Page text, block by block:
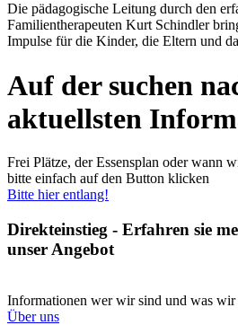
Die pädagogische Leitung durch den
Familientherapeuten Kurt Schindler
Impulse für die Kinder, die Eltern und
Auf der suchen
aktuellsten
Frei Plätze, der Essensplan oder wann
bitte einfach auf den Button klicken
Bitte hier entlang!
Direkteinstieg - Erfahren sie
unser Angebot
Informationen wer wir sind und was wir
Über uns